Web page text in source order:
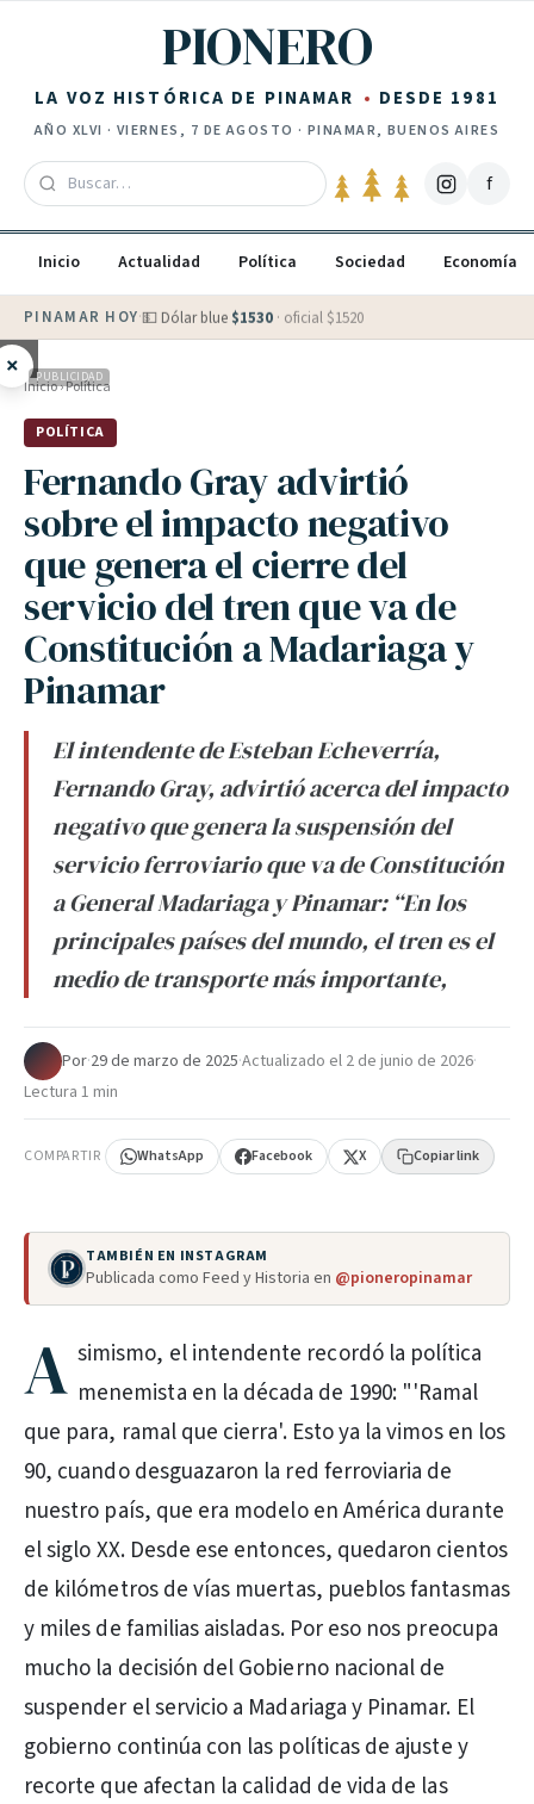
PIONERO
LA VOZ HISTÓRICA DE PINAMAR DESDE 1981
AÑO XLVI · VIERNES, 7 DE AGOSTO · PINAMAR, BUENOS AIRES
f
Inicio Actualidad Política Sociedad Economía
PINAMAR HOY·💵 Dólar blue $1530 · oficial $1520
× PUBLICIDAD
Inicio›Política
POLÍTICA
Fernando Gray advirtió
sobre el impacto negativo
que genera el cierre del
servicio del tren que va de
Constitución a Madariaga y
Pinamar
El intendente de Esteban Echeverría,
Fernando Gray, advirtió acerca del impacto
negativo que genera la suspensión del
servicio ferroviario que va de Constitución
a General Madariaga y Pinamar: “En los
principales países del mundo, el tren es el
medio de transporte más importante,
Por·29 de marzo de 2025·Actualizado el 2 de junio de 2026·
Lectura 1 min
COMPARTIR WhatsApp Facebook X Copiar link
TAMBIÉN EN INSTAGRAM
Publicada como Feed y Historia en @pioneropinamar
A simismo, el intendente recordó la política
menemista en la década de 1990: "'Ramal
que para, ramal que cierra'. Esto ya la vimos en los
90, cuando desguazaron la red ferroviaria de
nuestro país, que era modelo en América durante
el siglo XX. Desde ese entonces, quedaron cientos
de kilómetros de vías muertas, pueblos fantasmas
y miles de familias aisladas. Por eso nos preocupa
mucho la decisión del Gobierno nacional de
suspender el servicio a Madariaga y Pinamar. El
gobierno continúa con las políticas de ajuste y
recorte que afectan la calidad de vida de las